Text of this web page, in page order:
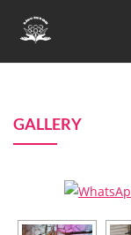
GALLERY